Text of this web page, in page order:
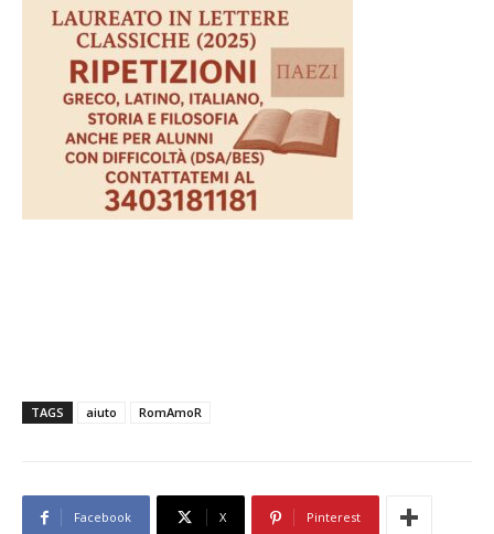
TAGS aiuto RomAmoR
Facebook X Pinterest